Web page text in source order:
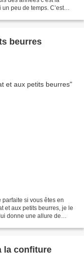
peu de temps. C’est
beurres
parfaite si vous êtes en
et aux petits beurres, je le
donne une allure de
la confiture